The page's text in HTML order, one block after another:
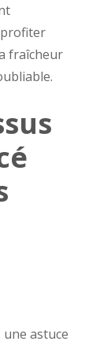
profiter
fraîcheur
astuce